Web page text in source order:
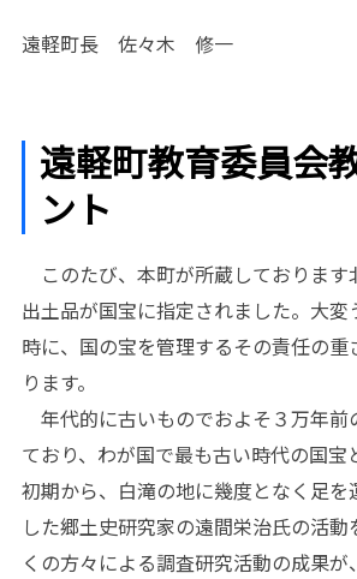
遠軽町長 佐々木 修一
遠軽町教育委員会
ント
このたび、本町が所蔵しております
出土品が国宝に指定されました。大変
時に、国の宝を管理するその責任の重
ります。
年代的に古いものでおよそ３万年前
ており、わが国で最も古い時代の国宝
初期から、白滝の地に幾度となく足を
した郷土史研究家の遠間栄治氏の活動
くの方々による調査研究活動の成果